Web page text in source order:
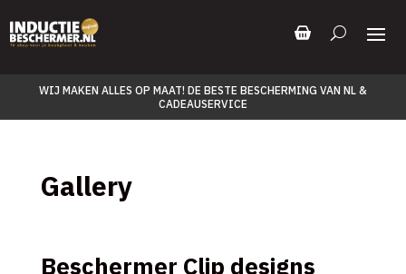
WIJ MAKEN ALLES OP MAAT! DE BESTE BESCHERMING VAN NL &
CADEAUSERVICE
Gallery
Beschermer Clip designs